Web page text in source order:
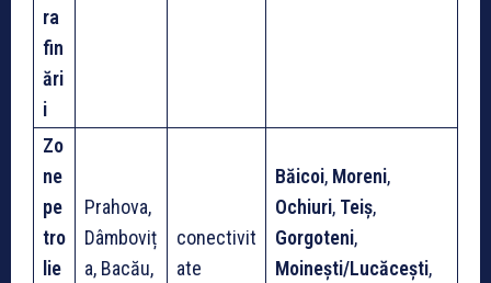
ra
fin
ări
i
Zo
ne
pe
tro
lie
Prahova,
Dâmboviț
a, Bacău,
conectivit
ate
Băicoi, Moreni,
Ochiuri, Teiș,
Gorgoteni,
Moinești/Lucăcești,